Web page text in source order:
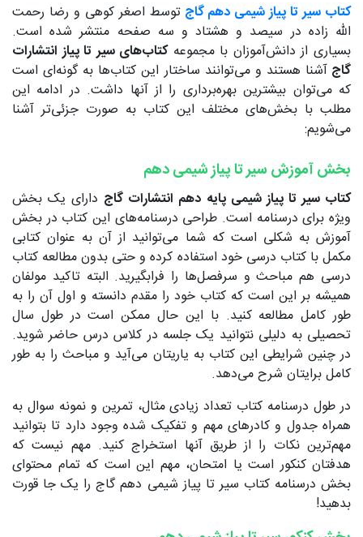
کتاب سیر تا پیاز شیمی دهم گاج توسط اصغر کوهی و رضا رحمت
الله زاده در سیصد و هشتاد و سه صفحه منتشر شده است.
بسیاری از دانش‌آموزان با مجموعهکتاب‌های سیر تا پیاز انتشارات
گاجآشنا هستند و می‌توانند ساختار این کتاب‌ها به گونه‌ای است
که می‌توان بیشترین بهره‌برداری را از آنها داشت. در ادامه این
مطلب با بخش‌های مختلف این کتاب به صورت جزئی‌تر آشنا
می‌شویم:
بخش آموزش سیر تا پیاز شیمی دهم
کتاب سیر تا پیاز شیمی پایه دهم انتشارات گاج دارای یک بخش
ویژه برای درسنامه است. طراحی درسنامه‌های این کتاب در بخش
آموزش به شکلی است که شما می‌توانید از آن به عنوان کتابی
مکمل با کتاب درسی خود استفاده کرده و حتی بدون مطالعه کتاب
درسی هم مباحث و سرفصل‌ها را فرابگیرید. البته تاکید مولفان
همیشه بر این است که کتاب خود را مقدم دانسته و اول آن را به
طور کامل مطالعه کنید. با این حال ممکن است در طول سال
تحصیلی به دلیلی نتوانید یک جلسه در کلاس درس حاضر شوید.
در چنین شرایطی این کتاب به یاریتان می‌آید و مباحث را به طور
کامل برایتان شرح می‌دهد.
در طول درسنامه کتاب تعداد زیادی مثال، تمرین و نمونه سوال به
همراه جدول و کادرهای مهم و تفکیک شده وجود دارد تا بتوانید
مهم‌ترین نکات را از طریق آنها استخراج کنید. مهم نیست که
هدفتان کنکور است یا امتحان، مهم این است که تمام محتوای
بخش درسنامه کتاب سیر تا پیاز شیمی دهم گاج را یک جا قورت
بدهید!